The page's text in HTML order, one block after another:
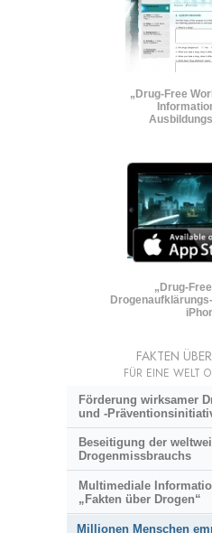
„Drug-Free
„Drug-
FAKTEN
FÜR EINE WELT
Förderung wirksamer
und -
Beseitigung der
Drogenmissbrauchs
Multimediale
„Fakten über Drogen“
Millionen Menschen